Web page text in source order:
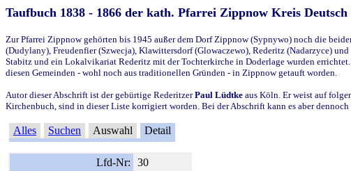
Taufbuch 1838 - 1866 der kath. Pfarrei Zippnow Kreis
Zur Pfarrei Zippnow gehörten bis 1945 außer dem Dorf Zippnow (Sypnywo) noch die
(Dudylany), Freudenfier (Szwecja), Klawittersdorf (Glowaczewo), Rederitz (Nadarzyce)
Stabitz und ein Lokalvikariat Rederitz mit der Tochterkirche in Doderlage wurden
diesen Gemeinden - wohl noch aus traditionellen Gründen - in Zippnow getauft worden.
Autor dieser Abschrift ist der gebürtige RederitzerPaul Lüdtke aus Köln. Er weist auf
Kirchenbuch, sind in dieser Liste korrigiert worden. Bei der Abschrift kann es aber
Alles Suchen Auswahl Detail
Lfd-Nr:
30